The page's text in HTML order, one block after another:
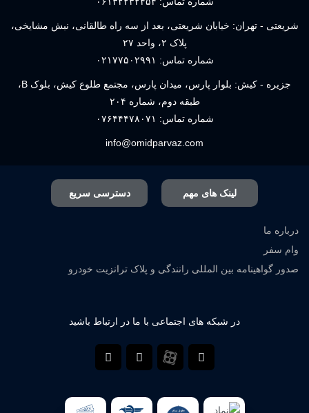
شریعتی - تهران: خیابان شریعتی، بعد از سه راه طالقانی، نبش مشایخی،
پلاک ۲، واحد ۲۷
شماره تماس: ۰۲۱۷۷۵۰۲۹۹۱
جزیره - کیش: بلوار پارس، میدان پارس، مجتمع طلوع کیش، بلوک B،
طبقه دوم، شماره ۲۰۴
شماره تماس: ۰۷۶۴۴۴۷۸۰۷۱
info@omidparvaz.com
لینک های مهم دسترسی سریع
درباره ما
وام سفر
صدور گواهینامه بین المللی رانندگی و پلاک ترانزیت خودرو
در شبکه های اجتماعی با ما در ارتباط باشید